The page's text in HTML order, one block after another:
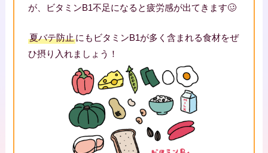
が、ビタミンB1不足になると疲労感が出てきます🥴
夏バテ防止にもビタミンB1が多く含まれる食材をぜ
ひ摂り入れましょう！